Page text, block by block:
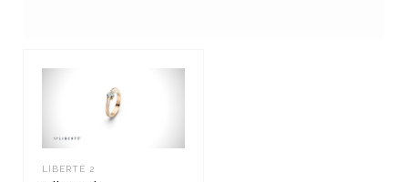
LIBERTÉ 2